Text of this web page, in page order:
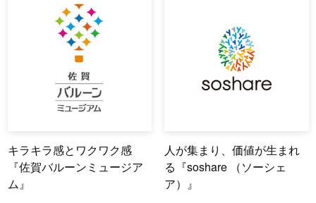
キラキラ感とワクワク感
『佐賀バルーンミュージア
ム』
人が集まり、価値が生まれ
る『soshare （ソーシェ
ア）』